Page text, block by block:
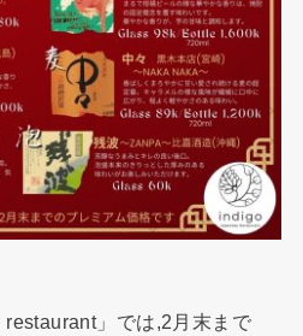
」では,2月末まで